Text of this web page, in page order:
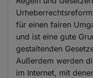
für einen fairen
und ist eine gute
gestaltenden
Außerdem werden
im Internet, mit